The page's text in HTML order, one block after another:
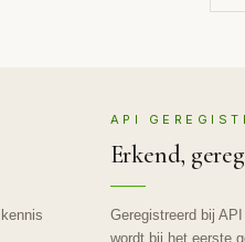
API
Erkend,
Geregistreerd bij
wordt bij het eerste